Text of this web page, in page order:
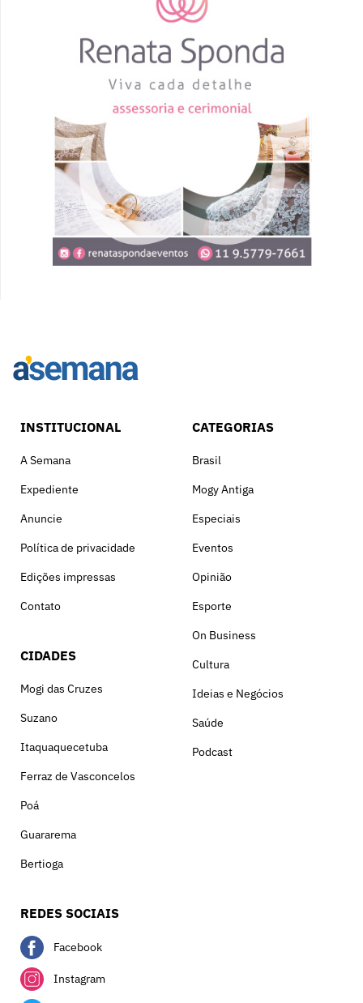
INSTITUCIONAL
A Semana
Expediente
Anuncie
Política de privacidade
Edições impressas
Contato
CIDADES
Mogi das Cruzes
Suzano
Itaquaquecetuba
Ferraz de Vasconcelos
Poá
Guararema
Bertioga
CATEGORIAS
Brasil
Mogy Antiga
Especiais
Eventos
Opinião
Esporte
On Business
Cultura
Ideias e Negócios
Saúde
Podcast
REDES SOCIAIS
Facebook
Instagram